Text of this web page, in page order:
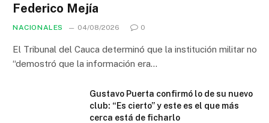
Federico Mejía
NACIONALES 04/08/2026 0
El Tribunal del Cauca determinó que la institución militar no
“demostró que la información era…
Gustavo Puerta confirmó lo de su nuevo
club: “Es cierto” y este es el que más
cerca está de ficharlo